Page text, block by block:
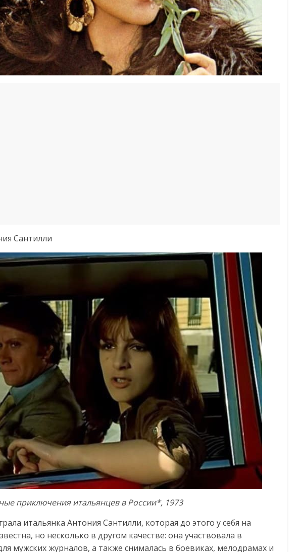
Сантилли
приключения итальянцев в России*, 1973
итальянка Антония Сантилли, которая до этого у себя на
но несколько в другом качестве: она участвовала в
мужских журналов, а также снималась в боевиках, мелодрамах и